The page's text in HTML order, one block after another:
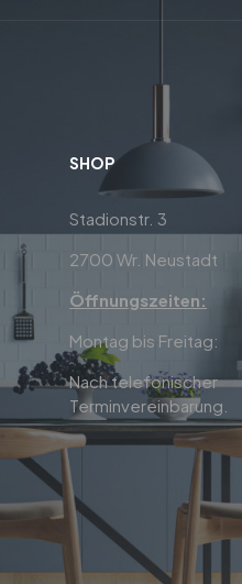
SHOP
Stadionstr. 3
2700 Wr. Neustadt
Öffnungszeiten:
Montag bis Freitag:
Nach telefonischer
Terminvereinbarung.